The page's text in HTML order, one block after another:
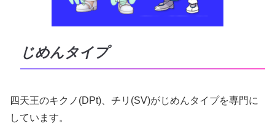
じめんタイプ
四天王のキクノ(DPt)、チリ(SV)がじめんタイプを専門に
しています。